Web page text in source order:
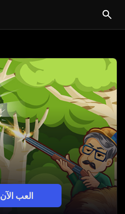
العب الآن